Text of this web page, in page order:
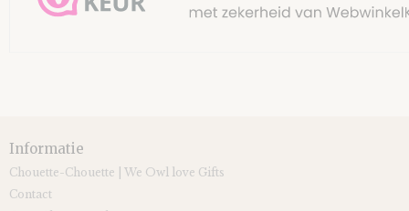
Informatie
Chouette-Chouette | We Owl love Gifts
Contact